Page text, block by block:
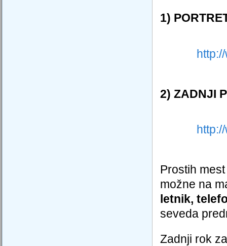
1)
2) ZADNJI
Prostih
možne na
letnik,
seveda
Zadnji rok